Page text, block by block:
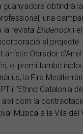
guanyadora obtindrà
una
la revista Enderrocki el
al projecte
artístic Obrador d'Arrel
el premi també
la Fira
i l'Ethno Catalonia
així com la
Música a la Vila del